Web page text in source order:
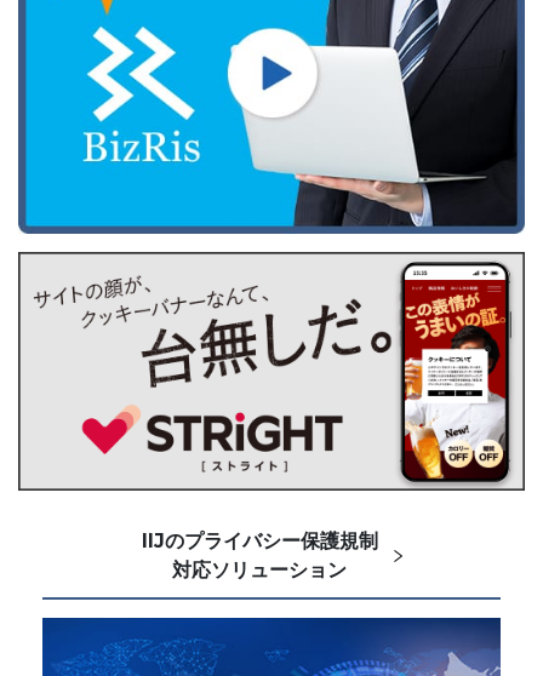
IIJのプライバシー保護規制
対応ソリューション